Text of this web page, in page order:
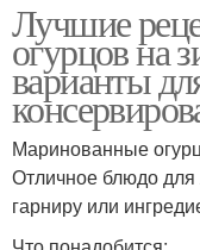
Лучшие
огурцов на
варианты
Маринованные
Отличное блюдо для
гарниру или